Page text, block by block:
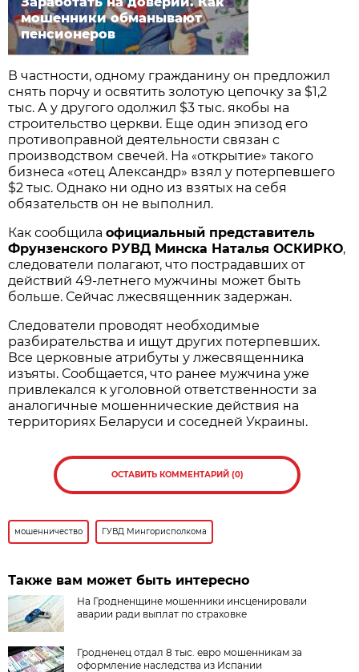
мошенники обманывают
пенсионеров
В частности, одному гражданину он предложил
снять порчу и освятить золотую цепочку за $1,2
тыс. А у другого одолжил $3 тыс. якобы на
строительство церкви. Еще один эпизод его
противоправной деятельности связан с
производством свечей. На «открытие» такого
бизнеса «отец Александр» взял у потерпевшего
$2 тыс. Однако ни одно из взятых на себя
обязательств он не выполнил.
Как сообщилаофициальный представитель
Фрунзенского РУВД Минска Наталья ОСКИРКО,
следователи полагают, что пострадавших от
действий 49-летнего мужчины может быть
больше. Сейчас лжесвященник задержан.
Следователи проводят необходимые
разбирательства и ищут других потерпевших.
Все церковные атрибуты у лжесвященника
изъяты. Сообщается, что ранее мужчина уже
привлекался к уголовной ответственности за
аналогичные мошеннические действия на
территориях Беларуси и соседней Украины.
ОСТАВИТЬ КОММЕНТАРИЙ (0)
мошенничество ГУВД Мингорисполкома
Также вам может быть интересно
На Гродненщине мошенники инсценировали
аварии ради выплат по страховке
Гродненец отдал 8 тыс. евро мошенникам за
оформление наследства из Испании